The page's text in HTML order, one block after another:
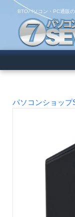
BTOパソコン・PC通販
パソコンショップ